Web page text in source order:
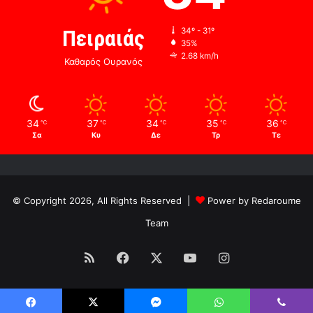
Πειραιάς
Καθαρός Ουρανός
34º - 31º
35%
2.68 km/h
34 ℃
Σα
37 ℃
Κυ
34 ℃
Δε
35 ℃
Τρ
36 ℃
Τε
© Copyright 2026, All Rights Reserved |
Power by Redaroume
Team
RSS Facebook YouTubeInstagram